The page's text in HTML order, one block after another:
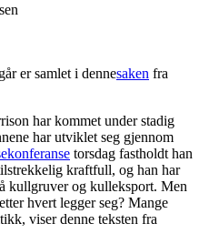
er samlet i dennesaken fra
har kommet under stadig
har utviklet seg gjennom
torsdag fastholdt han
kraftfull, og han har
kullgruver og kulleksport. Men
hvert legger seg? Mange
viser denne teksten fra